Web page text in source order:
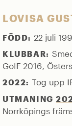
LOVISA
FÖDD: 22 juli
KLUBBAR:
GoIF 2016,
2022: Tog upp
UTMANING
Norrköpings